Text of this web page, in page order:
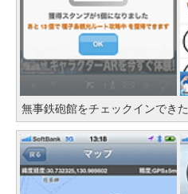
無事鉄砲館をチェックインできた